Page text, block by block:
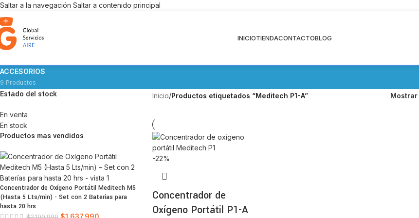
Saltar a la navegación Saltar a contenido principal
INICIOTIENDACONTACTOBLOG
CPAP Y TERAPIA DEL SUEÑO
ACCESORIOS
9 Productos
Estado del stock
En venta
En stock
Productos mas vendidos
Concentrador de Oxígeno Portátil Meditech M5
(Hasta 5 Lts/min) - Set con 2 Baterías para
hasta 20 hrs
Inicio/Productos etiquetados “Meditech P1-A” Mostrar
-22%
Concentrador de
Oxígeno Portátil P1-A